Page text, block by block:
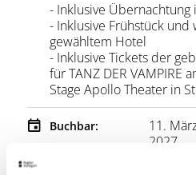
- Inklusive
- Inklusive Frühstück und
gewähltem Hotel
- Inklusive Tickets der
für TANZ DER VAMPIRE
Stage Apollo Theater in
Buchbar:
11.
2027